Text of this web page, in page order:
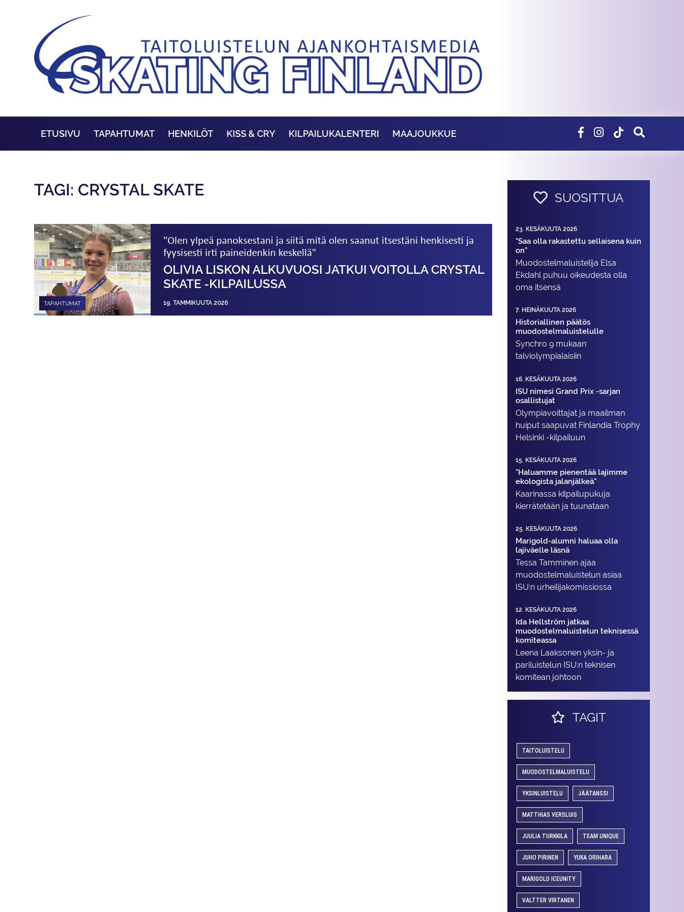
ETUSIVU TAPAHTUMAT HENKILÖT KISS & CRY KILPAILUKALENTERI MAAJOUKKUE
TAGI: CRYSTAL SKATE
TAPAHTUMAT
"Olen ylpeä panoksestani ja siitä mitä olen saanut itsestäni henkisesti ja
fyysisesti irti paineidenkin keskellä"
OLIVIA LISKON ALKUVUOSI JATKUI VOITOLLA CRYSTAL
SKATE -KILPAILUSSA
19. TAMMIKUUTA 2026
SUOSITTUA
23. KESÄKUUTA 2026
"Saa olla rakastettu sellaisena kuin
on"
Muodostelma­luistelija Elsa
Ekdahl puhuu oikeudesta olla
oma itsensä
7. HEINÄKUUTA 2026
Historiallinen päätös
muodostelmaluistelulle
Synchro 9 mukaan
talviolympialaisiin
16. KESÄKUUTA 2026
ISU nimesi Grand Prix -sarjan
osallistujat
Olympiavoittajat ja maailman
huiput saapuvat Finlandia Trophy
Helsinki -kilpailuun
15. KESÄKUUTA 2026
"Haluamme pienentää lajimme
ekologista jalanjälkeä"
Kaarinassa kilpailupukuja
kierrätetään ja tuunataan
25. KESÄKUUTA 2026
Marigold-alumni haluaa olla
lajiväelle läsnä
Tessa Tamminen ajaa
muodostelma­luistelun asiaa
ISU:n urheilija­komissiossa
12. KESÄKUUTA 2026
Ida Hellström jatkaa
muodostelmaluistelun teknisessä
komiteassa
Leena Laaksonen yksin- ja
pariluistelun ISU:n teknisen
komitean johtoon
TAGIT
TAITOLUISTELU
MUODOSTELMALUISTELU
YKSINLUISTELU JÄÄTANSSI
MATTHIAS VERSLUIS
JUULIA TURKKILA TEAM UNIQUE
JUHO PIRINEN YUKA ORIHARA
MARIGOLD ICEUNITY
VALTTER VIRTANEN